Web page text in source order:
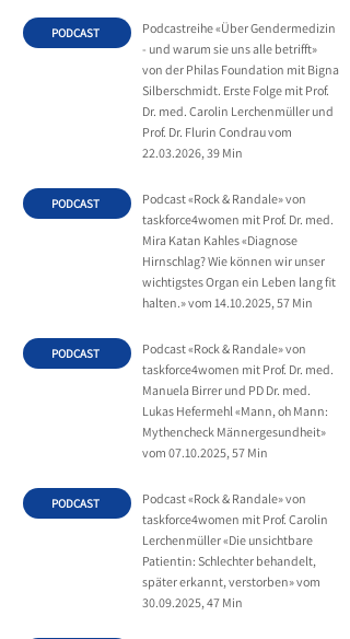
PODCAST
Podcastreihe «Über Gendermedizin
- und warum sie uns alle betrifft»
von der Philas Foundation mit Bigna
Silberschmidt. Erste Folge mit Prof.
Dr. med. Carolin Lerchenmüller und
Prof. Dr. Flurin Condrau vom
22.03.2026, 39 Min
PODCAST
Podcast «Rock & Randale» von
taskforce4women mit Prof. Dr. med.
Mira Katan Kahles «Diagnose
Hirnschlag? Wie können wir unser
wichtigstes Organ ein Leben lang fit
halten.» vom 14.10.2025, 57 Min
PODCAST
Podcast «Rock & Randale» von
taskforce4women mit Prof. Dr. med.
Manuela Birrer und PD Dr. med.
Lukas Hefermehl «Mann, oh Mann:
Mythencheck Männergesundheit»
vom 07.10.2025, 57 Min
PODCAST
Podcast «Rock & Randale» von
taskforce4women mit Prof. Carolin
Lerchenmüller «Die unsichtbare
Patientin: Schlechter behandelt,
später erkannt, verstorben» vom
30.09.2025, 47 Min